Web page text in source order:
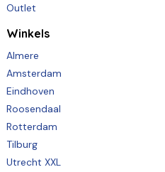
Outlet
Winkels
Almere
Amsterdam
Eindhoven
Roosendaal
Rotterdam
Tilburg
Utrecht XXL